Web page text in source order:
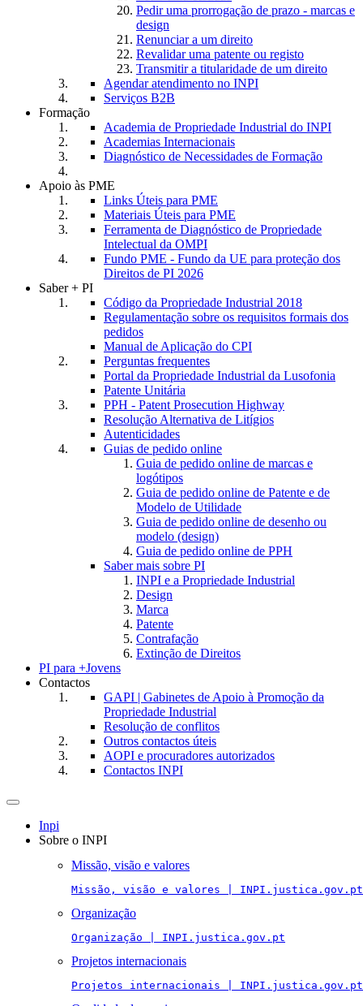
Pedir uma prorrogação de prazo - marcas e
design
Renunciar a um direito
Revalidar uma patente ou registo
Transmitir a titularidade de um direito
Agendar atendimento no INPI
Serviços B2B
Formação
Academia de Propriedade Industrial do INPI
Academias Internacionais
Diagnóstico de Necessidades de Formação
Apoio às PME
Links Úteis para PME
Materiais Úteis para PME
Ferramenta de Diagnóstico de Propriedade
Intelectual da OMPI
Fundo PME - Fundo da UE para proteção dos
Direitos de PI 2026
Saber + PI
Código da Propriedade Industrial 2018
Regulamentação sobre os requisitos formais dos
pedidos
Manual de Aplicação do CPI
Perguntas frequentes
Portal da Propriedade Industrial da Lusofonia
Patente Unitária
PPH - Patent Prosecution Highway
Resolução Alternativa de Litígios
Autenticidades
Guias de pedido online
Guia de pedido online de marcas e
logótipos
Guia de pedido online de Patente e de
Modelo de Utilidade
Guia de pedido online de desenho ou
modelo (design)
Guia de pedido online de PPH
Saber mais sobre PI
INPI e a Propriedade Industrial
Design
Marca
Patente
Contrafação
Extinção de Direitos
PI para +Jovens
Contactos
GAPI | Gabinetes de Apoio à Promoção da
Propriedade Industrial
Resolução de conflitos
Outros contactos úteis
AOPI e procuradores autorizados
Contactos INPI
Toggle
navigation
Inpi
Sobre o INPI
Missão, visão e valores
Missão, visão e valores | INPI.justica.gov.pt
Organização
Organização | INPI.justica.gov.pt
Projetos internacionais
Projetos internacionais | INPI.justica.gov.pt